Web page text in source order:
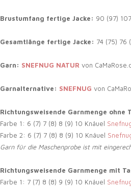
Brustumfang fertige Jacke: 90 (97)
Gesamtlänge fertige Jacke: 74 (75) 76
Garn: SNEFNUG NATUR von
Garnalternative: SNEFNUG von
Richtungsweisende Garnmenge ohne
Farbe 1: 6 (7) 7 (8) 8 (9) 10 Knäuel
Farbe 2: 6 (7) 7 (8) 8 (9) 10 Knäuel
Garn für die Maschenprobe ist mit
Richtungsweisende Garnmenge mit
Farbe 1: 7 (7) 8 (8) 9 (9) 10 Knäuel